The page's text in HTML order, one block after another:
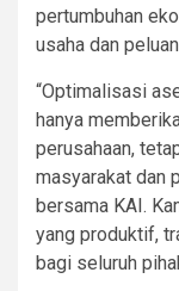
pertumbuhan
usaha dan
“Optimalisasi
hanya
perusahaan,
masyarakat dan
bersama KAI.
yang produktif,
bagi seluruh